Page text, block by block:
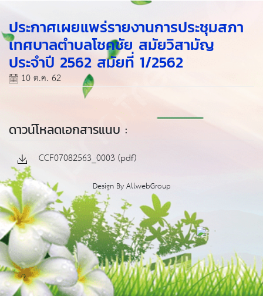
ประกาศเผยแพร่รายงานการประชุมสภา
เทศบาลตำบลโชคชัย สมัยวิสามัญ
ประจำปี 2562 สมัยที่ 1/2562
10 ต.ค. 62
ดาวน์โหลดเอกสารแนบ :
CCF07082563_0003 (pdf)
Design ByAllwebGroup